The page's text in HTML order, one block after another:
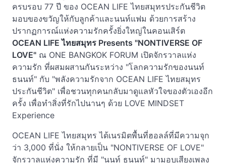
ครบรอบ 77 ปี ของ OCEAN LIFE ไทยสมุทรประกันชีวิต
มอบของขวัญให้กับลูกค้าและนนท์แฟม ด้วยการสร้าง
ปรากฏการณ์แห่งความรักครั้งยิ่งใหญ่ในคอนเสิร์ต
OCEAN LIFEไทยสมุทร Presents "NONTIVERSE OF
LOVE" ณ ONE BANGKOK FORUM เปิดจักรวาลแห่ง
ความรัก ที่ผสมผสานกันระหว่าง "โลกความรักของนนท์
ธนนท์" กับ "พลังความรักจาก OCEAN LIFE ไทยสมุทร
ประกันชีวิต" เพื่อชวนทุกคนกลับมาดูแลหัวใจของตัวเองอีก
ครั้ง เพื่อทำสิ่งที่รักไปนานๆ ด้วย LOVE MINDSET
Experience
OCEAN LIFE ไทยสมุทร ได้เนรมิตพื้นที่ฮอลล์ที่มีความจุก
ว่า 3,000 ที่นั่ง ให้กลายเป็น "NONTIVERSE OF LOVE"
จักรวาลแห่งความรัก ที่มี "นนท์ ธนนท์" มามอบเสียงเพลง